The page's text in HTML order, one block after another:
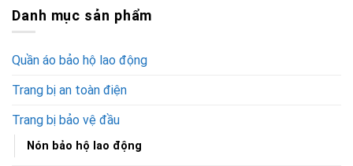
Danh mục sản phẩm
Quần áo bảo hộ lao động
Trang bị an toàn điện
Trang bị bảo vệ đầu
Nón bảo hộ lao động